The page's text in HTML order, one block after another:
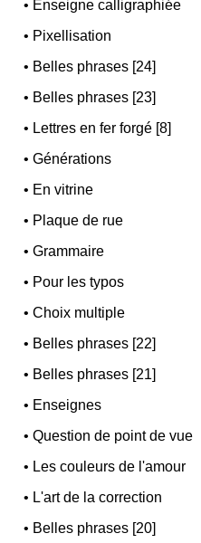
• Enseigne calligraphiée
• Pixellisation
• Belles phrases [24]
• Belles phrases [23]
• Lettres en fer forgé [8]
•Générations
• En vitrine
• Plaque de rue
•Grammaire
• Pour les typos
•Choix multiple
• Belles phrases [22]
• Belles phrases [21]
• Enseignes
•Question de point de vue
• Les couleurs de l'amour
• L'art de la correction
• Belles phrases [20]